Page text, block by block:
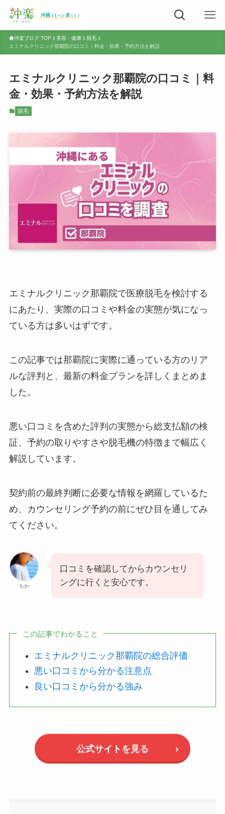
沖楽ブログ TOP 美容・健康
脱毛
エミナルクリニック那覇院の口コミ｜料金・効果・予約方法を解説
エミナルクリニック那覇院の口コミ｜料
金・効果・予約方法を解説
脱毛
エミナルクリニック那覇院で医療脱毛を検討する
にあたり、実際の口コミや料金の実態が気になっ
ている方は多いはずです。
この記事では那覇院に実際に通っている方のリア
ルな評判と、最新の料金プランを詳しくまとめま
した。
悪い口コミを含めた評判の実態から総支払額の検
証、予約の取りやすさや脱毛機の特徴まで幅広く
解説しています。
契約前の最終判断に必要な情報を網羅しているた
め、カウンセリング予約の前にぜひ目を通してみ
てください。
ちか
口コミを確認してからカウンセリ
ングに行くと安心です。
この記事でわかること
エミナルクリニック那覇院の総合評価
悪い口コミから分かる注意点
良い口コミから分かる強み
公式サイトを見る